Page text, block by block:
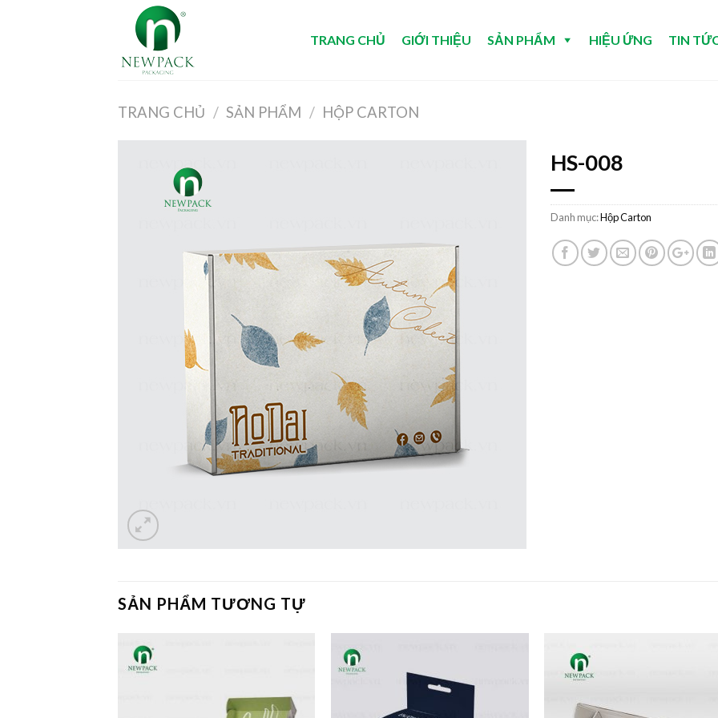
TRANG CHỦ GIỚI THIỆU SẢN PHẨM HIỆU ỨNG TIN
TRANG CHỦ / SẢN PHẨM / HỘP CARTON
HS-008
Danh mục:Hộp Carton
SẢN PHẨM TƯƠNG TỰ